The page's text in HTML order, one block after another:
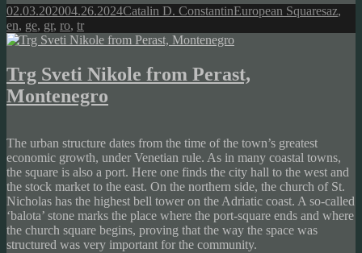
Posted
on
02.03.202004.26.2024Author
Catalin D. ConstantinCategories
European SquaresTags
az,
en, ge, gr, ro, tr
Trg Sveti Nikole from Perast,
Montenegro
The urban structure dates from the time of the town’s greatest
economic growth, under Venetian rule. As in many coastal towns,
the square is also a port. Here one finds the city hall to the west and
the stock market to the east. On the northern side, the church of St.
Nicholas has the highest bell tower on the Adriatic coast. A so-called
‘balota’ stone marks the place where the port-square ends and where
the church square begins, proving that the way the space was
structured was very important for the community.